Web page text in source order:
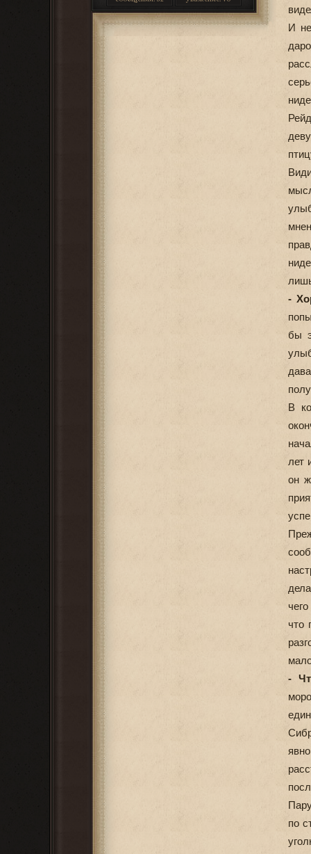
И
-
бы
В
лет
он
что
-
по